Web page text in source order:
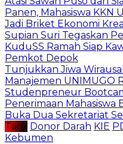
Panen, Mahasiswa KKN
Jadi Briket Ekonomi
Supian Suri Tegaskan
KuduSS Ramah Siap
Pemkot Depok
Tunjukkan Jiwa
Manajemen UNIMUGO
Studenpreneur
Penerimaan Mahasiswa
Buka Dua Sekretariat
Tag :
Donor Darah KIE
Kebumen